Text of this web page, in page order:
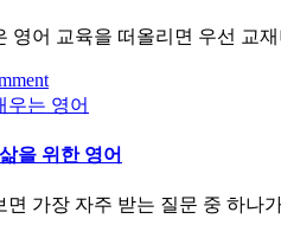
영어 교육을 떠올리면 우선 교
을 위한 영어
면 가장 자주 받는 질문 중 하나